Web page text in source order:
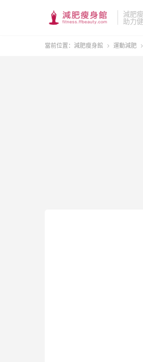
減肥
助力
當前位置： 減肥瘦身館  運動減肥 